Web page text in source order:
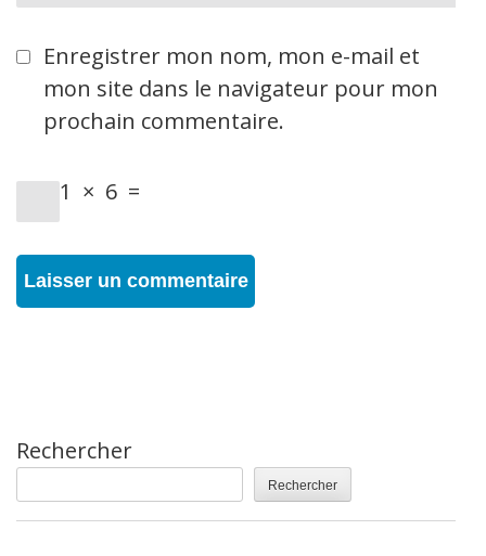
web
Enregistrer mon nom, mon e-mail et
mon site dans le navigateur pour mon
prochain commentaire.
1 × 6 =
Rechercher
Rechercher